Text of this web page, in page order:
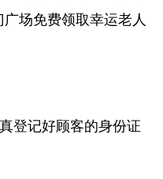
广场免费领取幸运老人
登记好顾客的身份证